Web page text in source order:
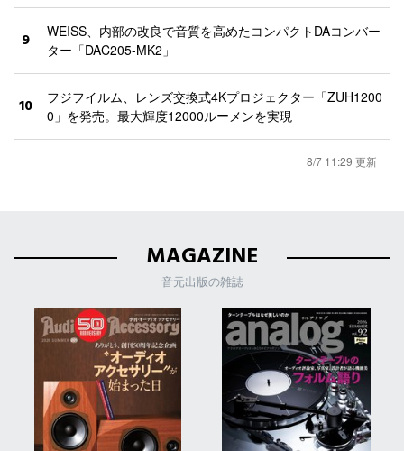
9
WEISS、内部の改良で音質を高めたコンパクトDAコンバー
ター「DAC205-MK2」
10
フジフイルム、レンズ交換式4Kプロジェクター「ZUH1200
0」を発売。最大輝度12000ルーメンを実現
8/7 11:29 更新
MAGAZINE
音元出版の雑誌